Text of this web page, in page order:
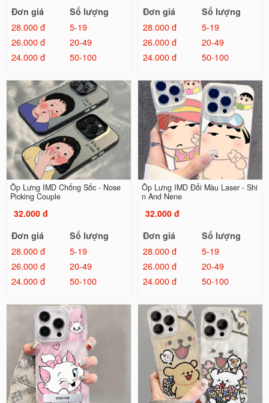
Đơn giá Số lượng
28.000 đ
5-19
26.000 đ
20-49
24.000 đ
50-100
Đơn giá Số lượng
28.000 đ
5-19
26.000 đ
20-49
24.000 đ
50-100
Ốp Lưng IMD Chống Sốc - Nose
Picking Couple
32.000 đ
Đơn giá
Số lượng
28.000 đ
5-19
26.000 đ
20-49
24.000 đ
50-100
Ốp Lưng IMD Đổi Màu Laser - Shi
n And Nene
32.000 đ
Đơn giá
Số lượng
28.000 đ
5-19
26.000 đ
20-49
24.000 đ
50-100